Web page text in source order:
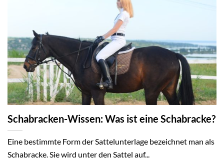
Schabracken-Wissen: Was ist eine Schabracke?
Eine bestimmte Form der Sattelunterlage bezeichnet man als
Schabracke. Sie wird unter den Sattel auf...